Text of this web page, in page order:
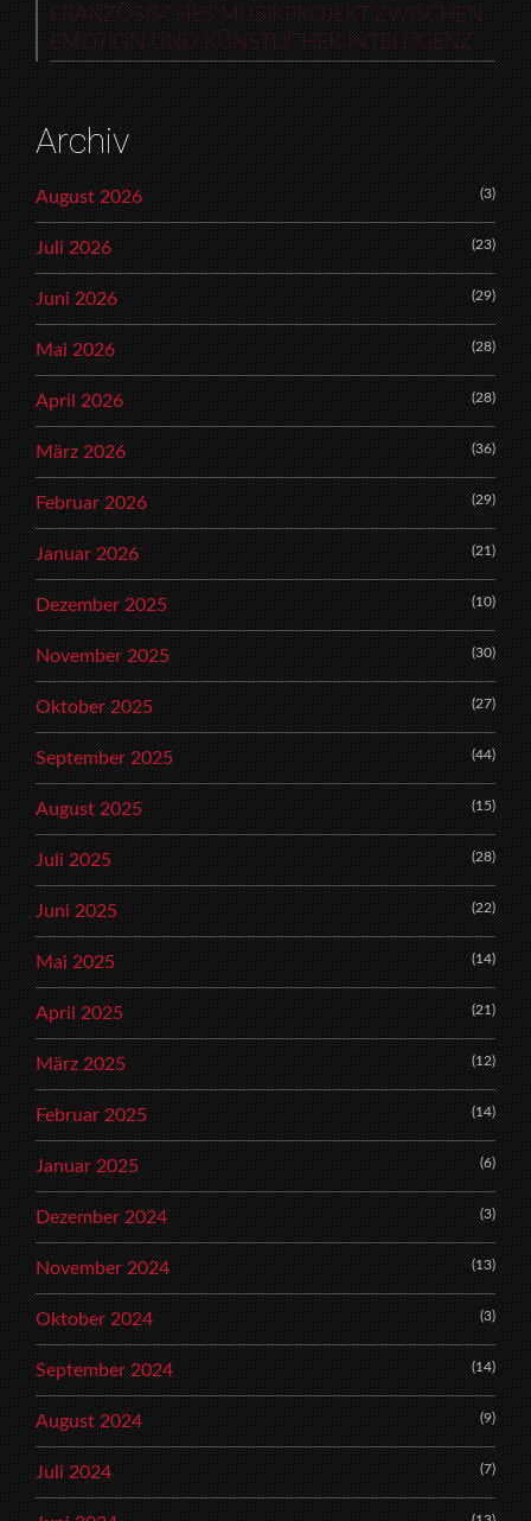
FRANZÖSISCHES MUSIKPROJEKT ZWISCHEN
EMOTION UND KÜNSTLICHER INTELLIGENZ
Archiv
August 2026 (3)
Juli 2026 (23)
Juni 2026 (29)
Mai 2026 (28)
April 2026 (28)
März 2026 (36)
Februar 2026 (29)
Januar 2026 (21)
Dezember 2025 (10)
November 2025 (30)
Oktober 2025 (27)
September 2025 (44)
August 2025 (15)
Juli 2025 (28)
Juni 2025 (22)
Mai 2025 (14)
April 2025 (21)
März 2025 (12)
Februar 2025 (14)
Januar 2025 (6)
Dezember 2024 (3)
November 2024 (13)
Oktober 2024 (3)
September 2024 (14)
August 2024 (9)
Juli 2024 (7)